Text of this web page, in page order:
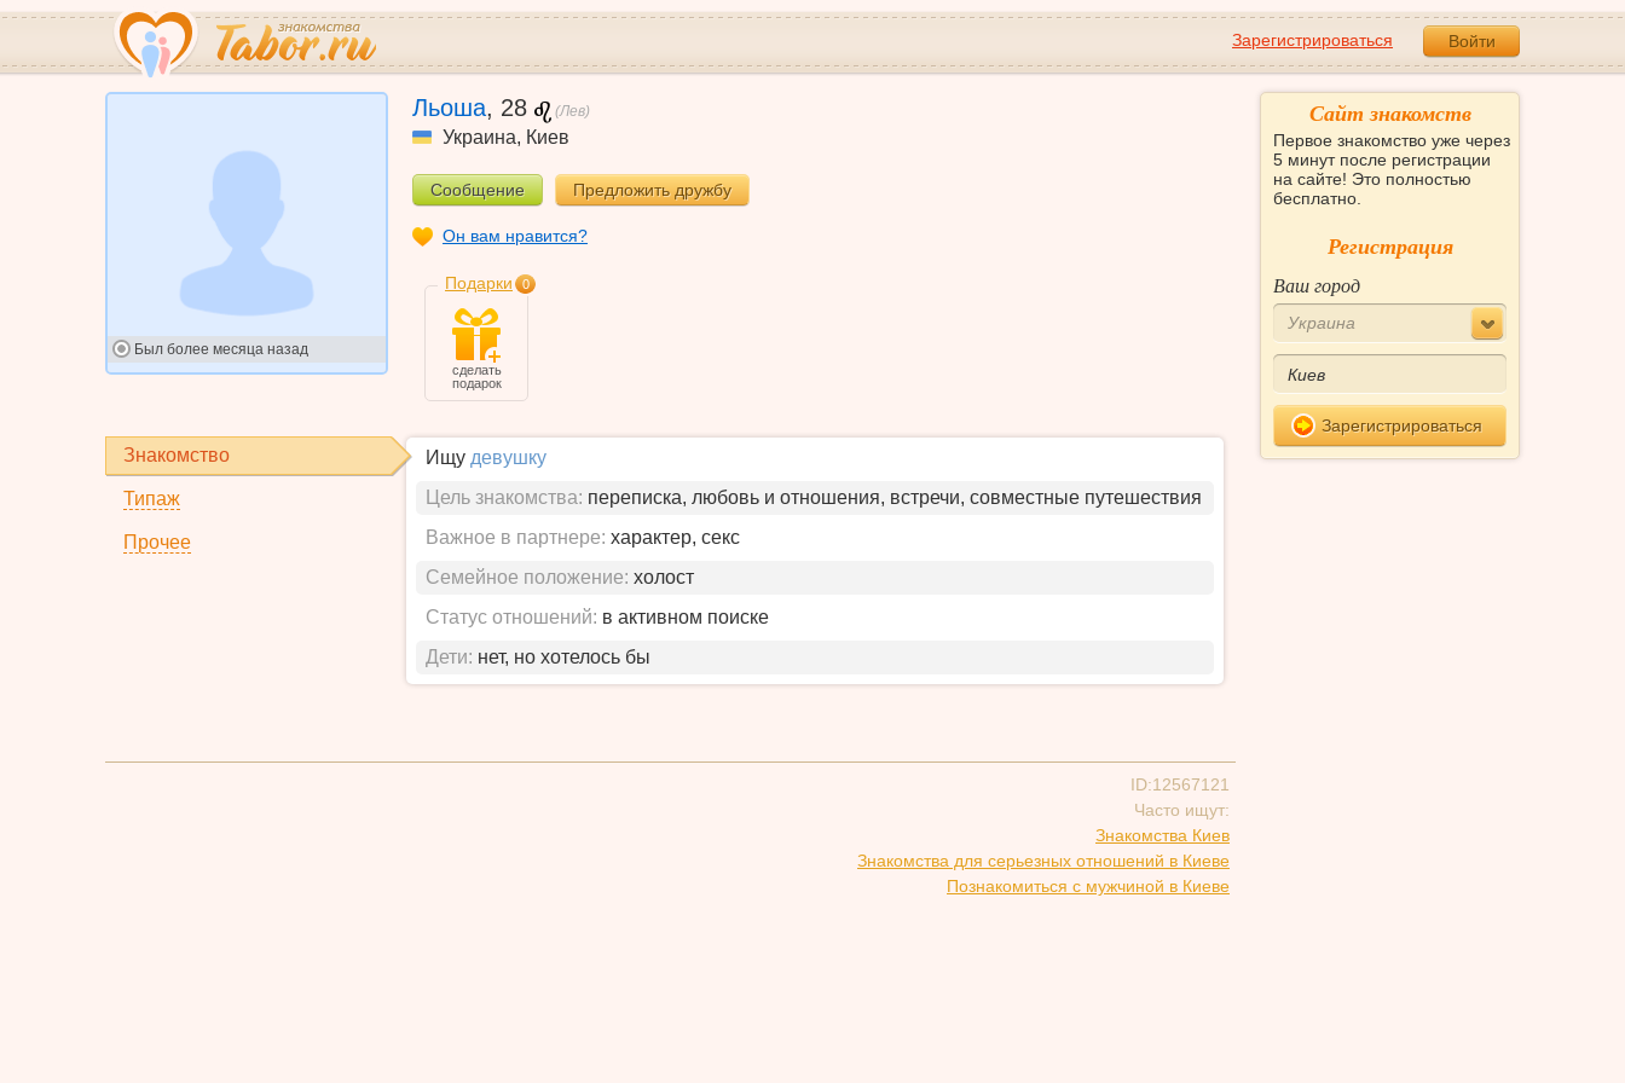
Зарегистрироваться Войти
Был более месяца назад
Льоша, 28 (Лев)
Украина, Киев
Сообщение Предложить дружбу
Он вам нравится?
Подарки 0
сделать
подарок
Знакомство
Типаж
Прочее
Ищу девушку
Цель знакомства: переписка, любовь и отношения, встречи, совместные путешествия
Важное в партнере: характер, секс
Семейное положение: холост
Статус отношений: в активном поиске
Дети: нет, но хотелось бы
ID:12567121
Часто ищут:
Знакомства Киев
Знакомства для серьезных отношений в Киеве
Познакомиться с мужчиной в Киеве
Сайт знакомств
Первое знакомство уже через
5 минут после регистрации
на сайте! Это полностью
бесплатно.
Регистрация
Ваш город
Украина
Зарегистрироваться